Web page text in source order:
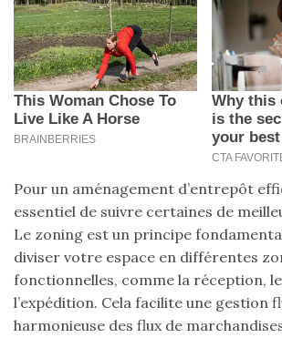
Pour un aménagement d’entrepôt
essentiel de suivre certaines de
Le zoning est un principe
diviser votre espace en différentes
fonctionnelles, comme la réception,
l’expédition. Cela facilite une gestion
harmonieuse des flux de